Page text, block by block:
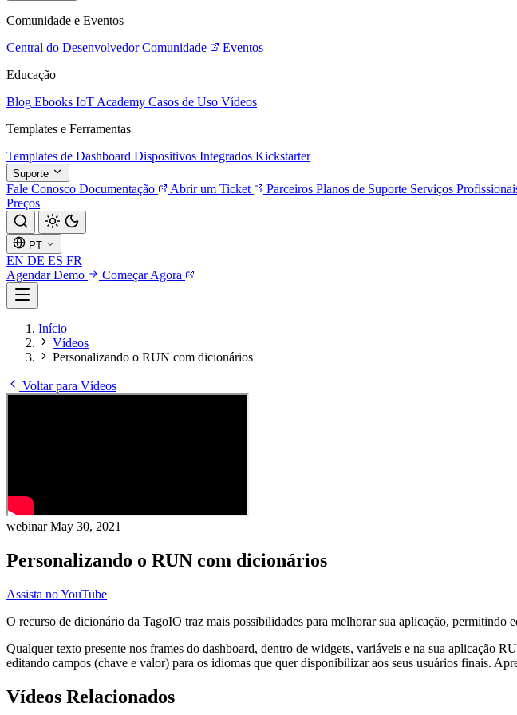
Comunidade e Eventos
Central do Desenvolvedor Comunidade
Eventos
Educação
Blog Ebooks IoT Academy Casos de Uso Vídeos
Templates e Ferramentas
Templates de Dashboard Dispositivos Integrados Kickstarter
Suporte
Fale Conosco Documentação Abrir um Ticket Parceiros Planos de Suporte Serviços
Preços
PT
EN DE ES FR
Agendar Demo
Começar Agora
Início
Vídeos
Personalizando o RUN com dicionários
Voltar para Vídeos
webinarMay 30, 2021
Personalizando o RUN com dicionários
Assista no YouTube
O recurso de dicionário da TagoIO traz mais possibilidades para melhorar sua aplicação, permitindo
Qualquer texto presente nos frames do dashboard, dentro de widgets, variáveis e na sua
editando campos (chave e valor) para os idiomas que quer disponibilizar aos seus usuários finais.
Vídeos Relacionados